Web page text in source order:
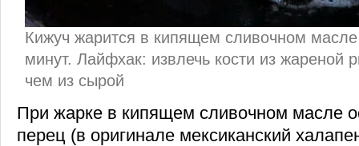
Кижуч жарится в кипящем сливочном масле
минут. Лайфхак: извлечь кости из жареной
чем из сырой
При жарке в кипящем сливочном масле
перец (в оригинале мексиканский